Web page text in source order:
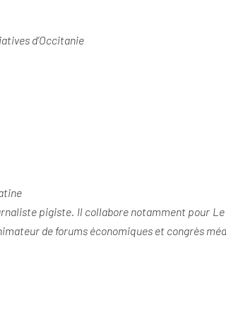
d’Occitanie
pigiste. Il collabore notamment pour
de forums économiques et congrès